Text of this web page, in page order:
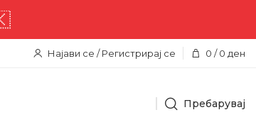
Најави се / Регистрирај се 0 / 0 ден
Пребарувај